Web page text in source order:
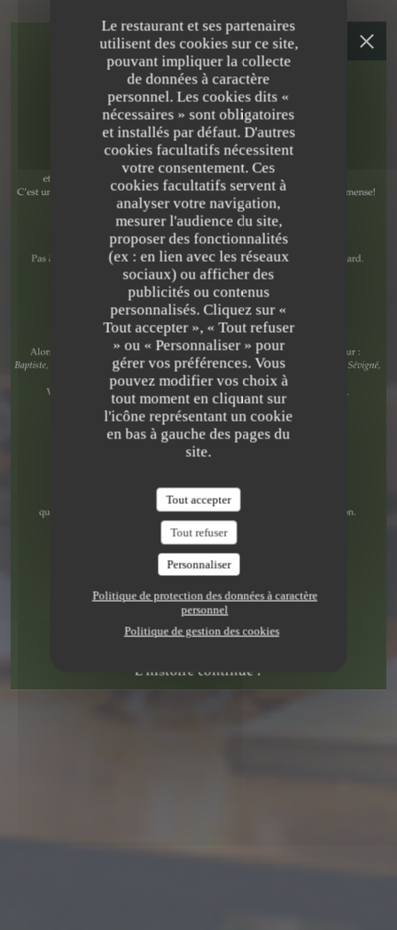
Le restaurant et ses partenaires
utilisent des cookies sur ce site,
pouvant impliquer la collecte
de données à caractère
personnel. Les cookies dits «
nécessaires » sont obligatoires
et installés par défaut. D'autres
cookies facultatifs nécessitent
votre consentement. Ces
cookies facultatifs servent à
analyser votre navigation,
mesurer l'audience du site,
proposer des fonctionnalités
(ex : en lien avec les réseaux
sociaux) ou afficher des
publicités ou contenus
personnalisés. Cliquez sur «
Tout accepter », « Tout refuser
» ou « Personnaliser » pour
gérer vos préférences. Vous
pouvez modifier vos choix à
tout moment en cliquant sur
l'icône représentant un cookie
en bas à gauche des pages du
site.
Tout accepter
Tout refuser
Personnaliser
Politique de protection des données à caractère
personnel
Politique de gestion des cookies
RESTAURANT GASTRONOMIQUE
VIRTUS
RÉSERVER